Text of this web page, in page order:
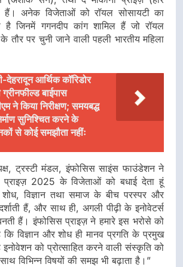
हैं। अनेक विजेताओं को रॉयल सोसायटी का
है जिनमें गगनदीप कांग शामिल हैं जो रॉयल
तौर पर चुनी जाने वाली पहली भारतीय महिला
देहरादून आर्थिक कॉरिडोर
बाईपास
ने किया निरीक्षण; समयबद्ध
सुनिश्चित करने के
से कोई समझौता नहींः
ट्रस्टी मंडल, इंफोसिस साइंस फाउंडेशन ने
प्राइज़ 2025 के विजेताओं को बधाई देता हूं
शोध, विज्ञान तथा समाज के बीच परस्पर और
हैं, और साथ ही, अगली पीढ़ी के इनोवेटर्स
हैं। इंफोसिस प्राइज़ ने हमारे इस भरोसे को
विज्ञान और शोध ही मानव प्रगति के प्रमुख
को प्रोत्साहित करने वाली संस्कृति को
विभिन्न विषयों की समझ भी बढ़ाता है।”